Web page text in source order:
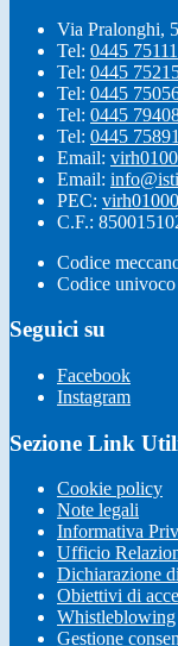
Via Pralonghi,
Tel: 0445
Tel: 0445
Tel: 0445
Tel: 0445
Tel: 0445
Email:
Email:
PEC:
C.F.:
Codice
Codice
Seguici su
Facebook
Instagram
Sezione Link
Cookie policy
Note legali
Informativa
Ufficio
Dichiarazione
Obiettivi di
Whistleblowing
Gestione